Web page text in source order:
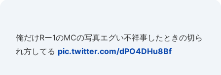
俺だけRー1のMCの写真エグい不祥事したときの切ら
れ方してる pic.twitter.com/dPO4DHu8Bf